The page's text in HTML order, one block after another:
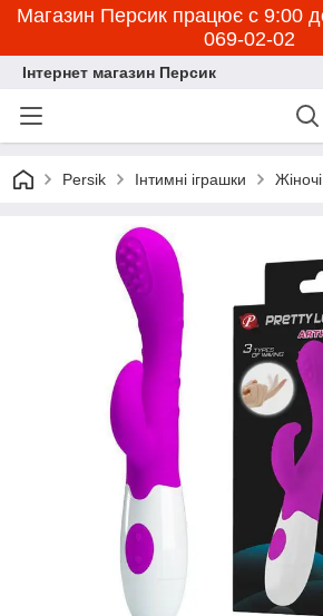
Магазин Персик працює с 9:00
069-02-02
Інтернет магазин Персик
Persik Інтимні іграшки